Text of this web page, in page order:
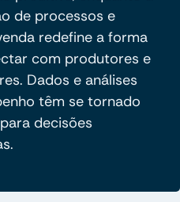
de processos e
redefine a forma
com produtores e
Dados e análises
têm se tornado
decisões